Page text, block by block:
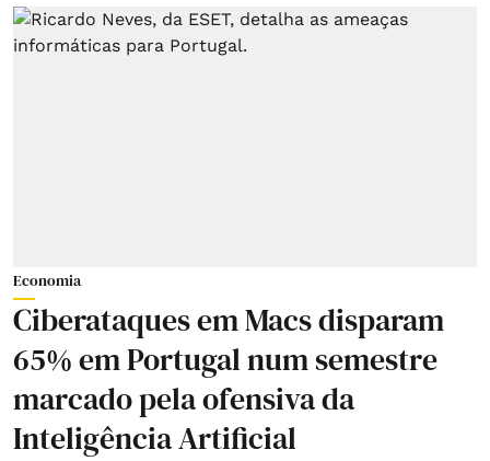
Economia
Ciberataques em Macs disparam
65% em Portugal num semestre
marcado pela ofensiva da
Inteligência Artificial